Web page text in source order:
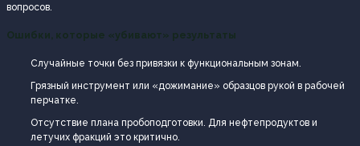
вопросов.
Ошибки, которые «убивают» результаты
Случайные точки без привязки к функциональным зонам.
Грязный инструмент или «дожимание» образцов рукой в рабочей
перчатке.
Отсутствие плана пробоподготовки. Для нефтепродуктов и
летучих фракций это критично.